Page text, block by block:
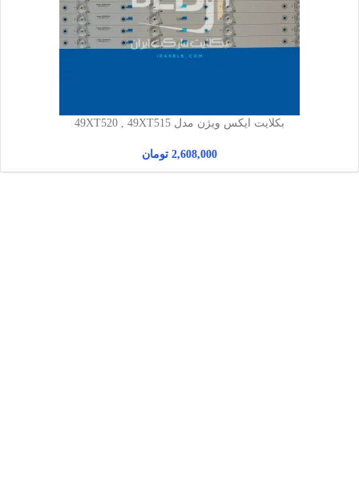
بکلایت ایکس ویژن مدل 49XT520 , 49XT515
2,608,000 تومان